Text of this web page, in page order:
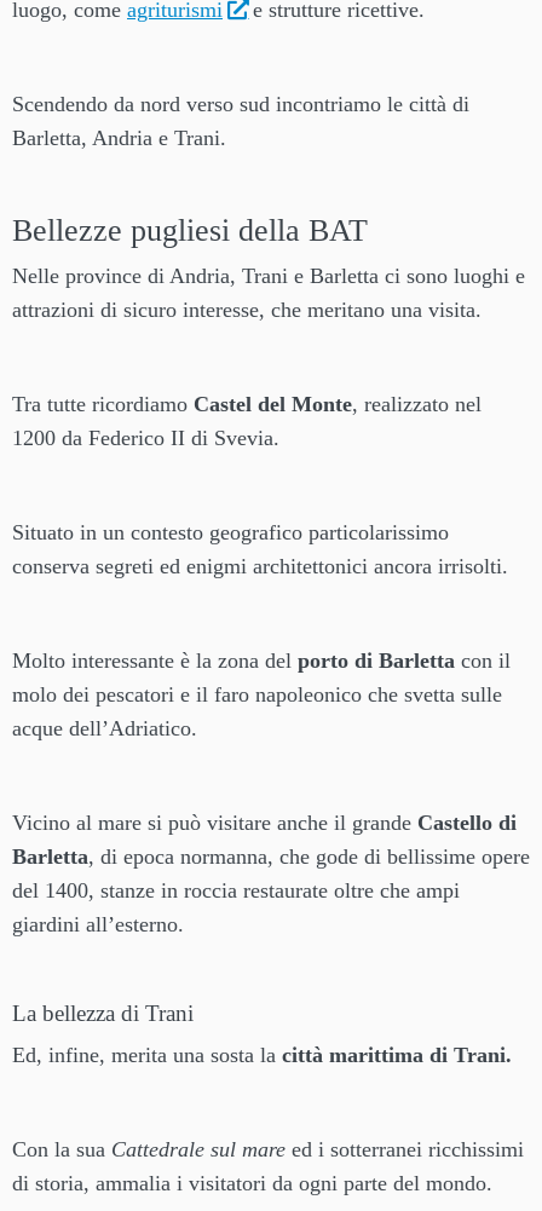
luogo, come agriturismi e strutture ricettive.
Scendendo da nord verso sud incontriamo le città di
Barletta, Andria e Trani.
Bellezze pugliesi della BAT
Nelle province di Andria, Trani e Barletta ci sono luoghi e
attrazioni di sicuro interesse, che meritano una visita.
Tra tutte ricordiamo Castel del Monte, realizzato nel
1200 da Federico II di Svevia.
Situato in un contesto geografico particolarissimo
conserva segreti ed enigmi architettonici ancora irrisolti.
Molto interessante è la zona del porto di Barletta con il
molo dei pescatori e il faro napoleonico che svetta sulle
acque dell’Adriatico.
Vicino al mare si può visitare anche il grande Castello di
Barletta, di epoca normanna, che gode di bellissime opere
del 1400, stanze in roccia restaurate oltre che ampi
giardini all’esterno.
La bellezza di Trani
Ed, infine, merita una sosta la città marittima di Trani.
Con la sua Cattedrale sul mare ed i sotterranei ricchissimi
di storia, ammalia i visitatori da ogni parte del mondo.